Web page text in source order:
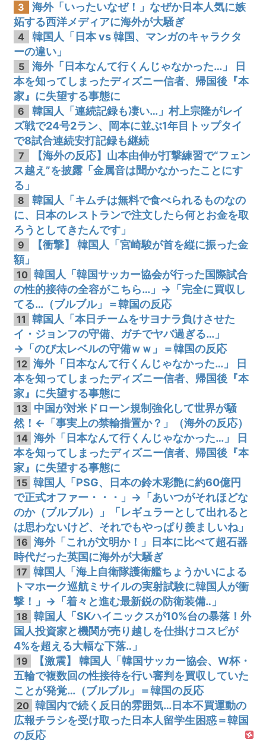
3
海外「いったいなぜ！」なぜか日本人気に嫉
妬する西洋メディアに海外が大騒ぎ
4
韓国人「日本 vs 韓国、マンガのキャラクタ
ーの違い」
5
海外「日本なんて行くんじゃなかった…」 日
本を知ってしまったディズニー信者、帰国後『本
家』に失望する事態に
6
韓国人「連続記録も凄い…」村上宗隆がレイ
ズ戦で24号2ラン、岡本に並ぶ1年目トップタイ
で8試合連続安打記録も継続
7
【海外の反応】山本由伸が打撃練習で“フェン
ス越え”を披露「金属音は聞かなかったことにす
る」
8
韓国人「キムチは無料で食べられるものなの
に、日本のレストランで注文したら何とお金を取
ろうとしてきたんです」
9
【衝撃】 韓国人「宮崎駿が首を縦に振った金
額」
10 韓国人「韓国サッカー協会が行った国際試合
の性的接待の全容がこちら…」→「完全に買収し
てる…（ブルブル」＝韓国の反応
11
韓国人「本日チームをサヨナラ負けさせた
イ・ジョンフの守備、ガチでヤバ過ぎる…」
→「のび太レベルの守備ｗｗ」＝韓国の反応
12 海外「日本なんて行くんじゃなかった…」 日
本を知ってしまったディズニー信者、帰国後『本
家』に失望する事態に
13 中国が対米ドローン規制強化して世界が騒
然！←「事実上の禁輸措置か？」（海外の反応）
14 海外「日本なんて行くんじゃなかった…」 日
本を知ってしまったディズニー信者、帰国後『本
家』に失望する事態に
15 韓国人「PSG、日本の鈴木彩艶に約60億円
で正式オファー・・・」→「あいつがそれほどな
のか（ブルブル）」「レギュラーとして出れると
は思わないけど、それでもやっぱり羨ましいね」
16 海外「これが文明か！」日本に比べて超石器
時代だった英国に海外が大騒ぎ
17 韓国人「海上自衛隊護衛艦ちょうかいによる
トマホーク巡航ミサイルの実射試験に韓国人が衝
撃！」→「着々と進む最新鋭の防衛装備‥」
18 韓国人「SKハイニックスが10%台の暴落！外
国人投資家と機関が売り越しを仕掛けコスピが
4%を超える大幅な下落‥」
19
【激震】 韓国人「韓国サッカー協会、W杯・
五輪で複数回の性接待を行い審判を買収していた
ことが発覚…（ブルブル」＝韓国の反応
20 韓国内で続く反日的雰囲気…日本不買運動の
広報チラシを受け取った日本人留学生困惑＝韓国
の反応